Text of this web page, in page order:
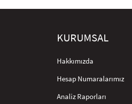
KURUMSAL
Hakkımızda
Hesap Numaralarımız
Analiz Raporları